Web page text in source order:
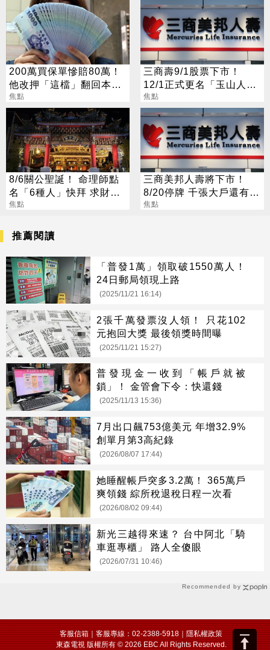
200萬買保單慘賠80萬！
他改押「這檔」翻回本金
還捐170萬
焦點
三商壽9/1股票下市！
12/1正式更名「玉山人
壽」
焦點
8/6關公聖誕！ 命理師點
名「6種人」快拜 求財求
職保平安
焦點
三商美邦人壽將下市！
8/20停牌 千張大戶還有
252人
焦點
Recommended by
推薦閱讀
「普發1萬」領取破1550萬人！
24日郵局領現上路
(2025/11/21 16:14)
2張千萬發票沒人領！ 只花102
元抱回大獎 最後領獎時間曝
(2025/11/21 15:27)
普發現金一收到「帳戶就被
鎖」！ 金管會下令：快還錢
(2025/11/13 15:36)
7月出口飆753億美元 年增32.9%
創單月第3高紀錄
(2026/08/07 17:44)
她睡醒帳戶突多3.2萬！ 365萬戶
爽領錢 綜所稅退稅日程一次看
(2026/08/02 09:44)
新光三越得來速？ 台中阿北「騎
車逛專櫃」 路人全傻眼
(2026/07/31 10:46)
客服信箱｜客服專線：02-2388-5918｜隱私權政策
東森電視 版權所有 © 2026 EBC All Rights Reserved.